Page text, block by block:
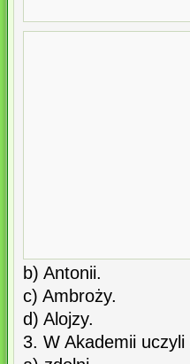
b) Antonii.
c) Ambroży.
d) Alojzy.
3. W Akademii uczyli